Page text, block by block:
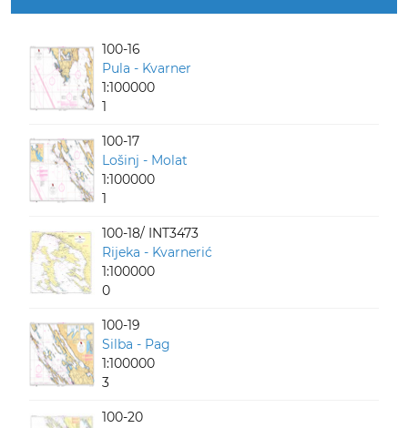
100-16
Pula - Kvarner
1:100000
1
100-17
Lošinj - Molat
1:100000
1
100-18/ INT3473
Rijeka - Kvarnerić
1:100000
0
100-19
Silba - Pag
1:100000
3
100-20